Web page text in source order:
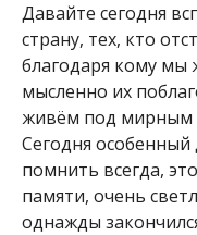
Давайте сегодня
страну, тех, кто
благодаря кому мы
мысленно их
живём под мирным
Сегодня
помнить всегда,
памяти, очень
однажды